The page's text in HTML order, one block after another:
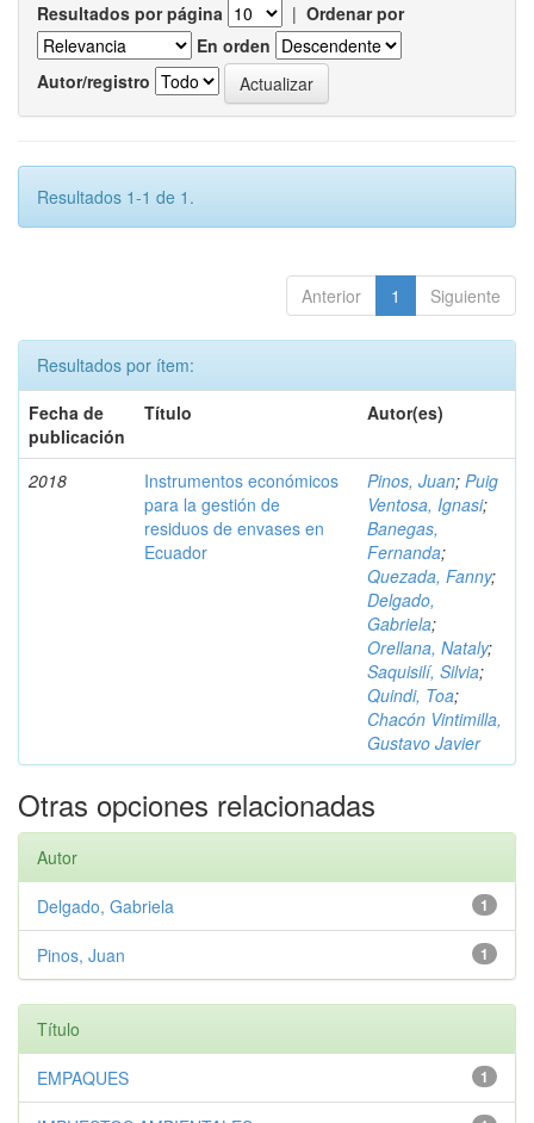
Resultados por página | Ordenar por
En orden
Autor/registro
Resultados 1-1 de 1.
Anterior 1 Siguiente
Resultados por ítem:
Fecha de
publicación
Título Autor(es)
2018
Instrumentos económicos
para la gestión de
residuos de envases en
Ecuador
Pinos, Juan; Puig
Ventosa, Ignasi;
Banegas,
Fernanda;
Quezada, Fanny;
Delgado,
Gabriela;
Orellana, Nataly;
Saquisilí, Silvia;
Quindi, Toa;
Chacón Vintimilla,
Gustavo Javier
Otras opciones relacionadas
Autor
1
Delgado, Gabriela
1
Pinos, Juan
Título
1
EMPAQUES